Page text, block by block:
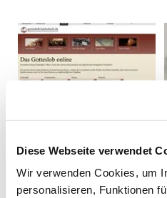
Diese Webseite verwendet
Wir verwenden Cookies, um
personalisieren, Funktionen